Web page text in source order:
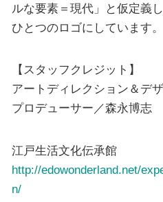
ルな要素＝現代」と仮定義
ひとつのロゴにしています。
【スタッフクレジット】
アートディレクション＆デ
プロデューサー／森永博志
江戸生活文化伝承館
http://edowonderland.net/
n/